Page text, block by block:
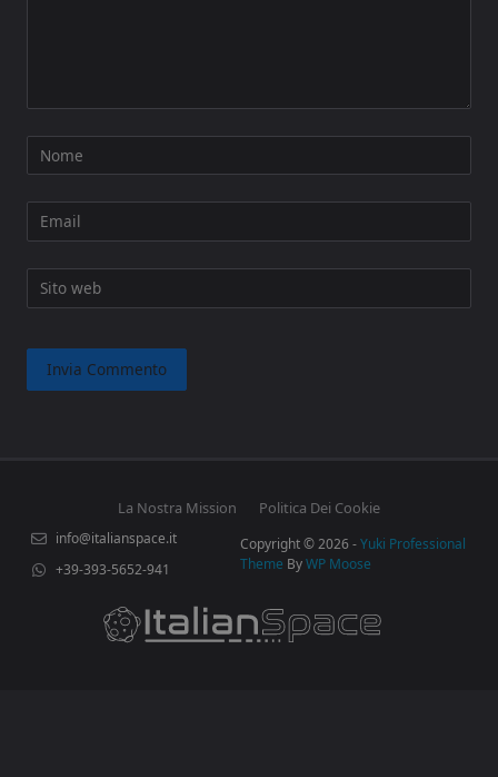
Nome
Email
Sito web
La Nostra Mission Politica Dei Cookie
info@italianspace.it
+39-393-5652-941
Copyright © 2026 -Yuki Professional
Theme ByWP Moose